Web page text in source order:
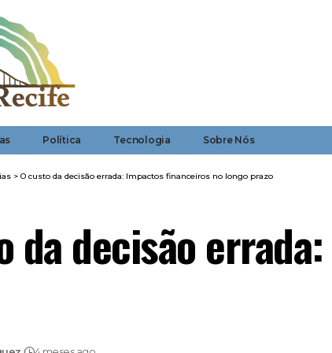
Política Tecnologia Sobre Nós
> O custo da decisão errada: Impactos financeiros no longo prazo
da decisão